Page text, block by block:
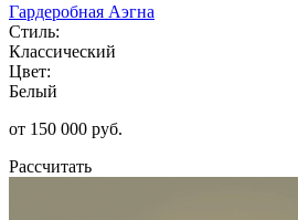
Гардеробная Аэгна
Стиль:
Классический
Цвет:
Белый
от 150 000 руб.
Рассчитать